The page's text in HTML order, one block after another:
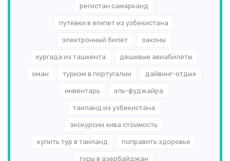
регистан самарканд
путевки в египет из узбекистана
электронный билет законы
хургада из ташкента дешевые авиабилеты
оман туризм в португалии дайвинг-отдых
инвентарь эль-­фуджайра
таиланд из узбекистана
экскурсии хива стоимость
купить тур в таиланд поправить здоровье
туры в азербайджан